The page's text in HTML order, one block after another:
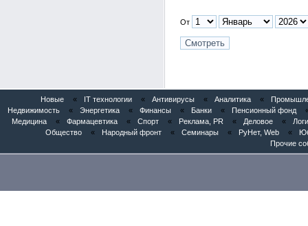
От
Новые « IT технологии « Антивирусы « Аналитика «
Недвижимость
« Энергетика « Финансы « Банки « Пенсионный фонд
Медицина
« Фармацевтика « Спорт « Реклама, PR « Деловое «
Общество
« Народный фронт « Семинары « РуНет, Web «
Прочие